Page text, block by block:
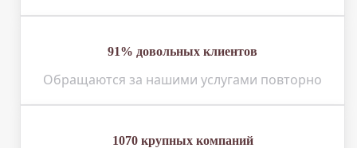
91% довольных клиентов
Обращаются за нашими услугами повторно
1070 крупных компаний